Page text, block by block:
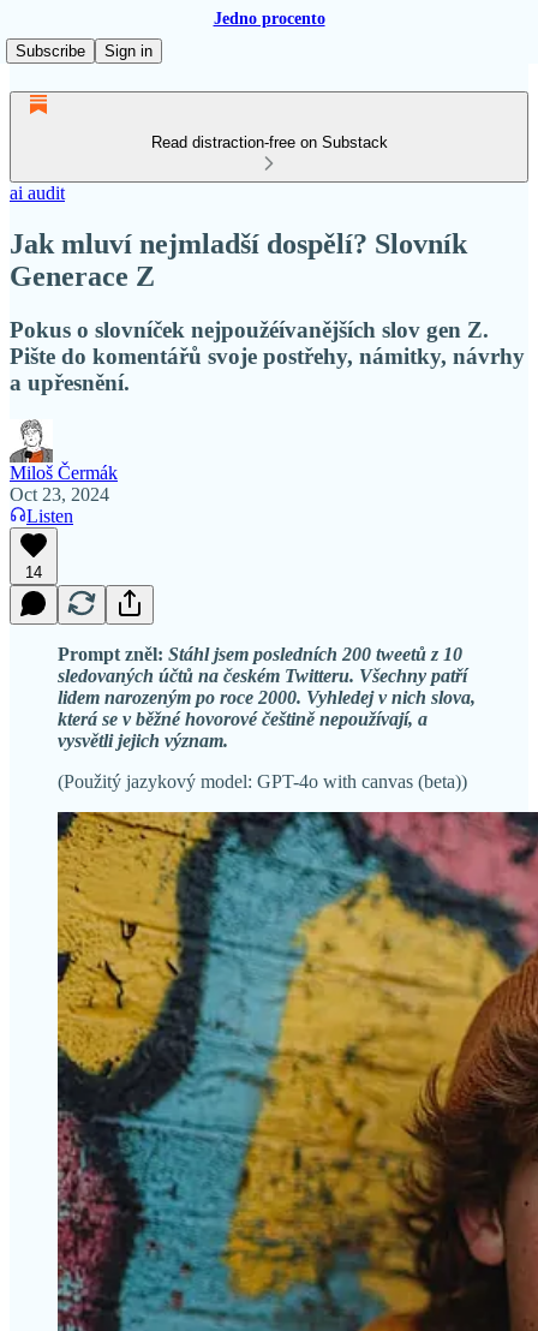
Jedno procento
Subscribe
Sign in
Read distraction-free on Substack
ai audit
Jak mluví nejmladší dospělí? Slovník
Generace Z
Pokus o slovníček nejpoužéívanějších slov gen Z.
Pište do komentářů svoje postřehy, námitky, návrhy
a upřesnění.
Miloš Čermák
Oct 23, 2024
Listen
14
Prompt zněl: Stáhl jsem posledních 200 tweetů z 10
sledovaných účtů na českém Twitteru. Všechny patří
lidem narozeným po roce 2000. Vyhledej v nich slova,
která se v běžné hovorové češtině nepoužívají, a
vysvětli jejich význam.
(Použitý jazykový model: GPT-4o with canvas (beta))